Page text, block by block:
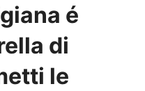
é
di
le